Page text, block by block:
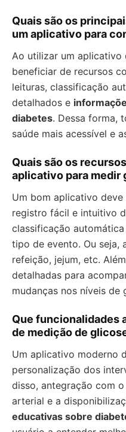
Quais são os
um aplicativo para
Ao utilizar um aplicativo
beneficiar de recursos
leituras, classificação
detalhados e
diabetes. Dessa forma,
saúde mais acessível e
Quais são os
aplicativo para medir
Um bom aplicativo
registro fácil e intuitivo
classificação
tipo de evento. Ou seja,
refeição, jejum, etc.
detalhadas para
mudanças nos níveis
Que funcionalidades
de medição de
Um aplicativo moderno
personalização dos
disso, antegração com
arterial e a
educativas sobre